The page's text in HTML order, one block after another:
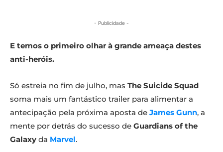
- Publicidade -
E temos o primeiro olhar à grande ameaça destes
anti-heróis.
Só estreia no fim de julho, mas The Suicide Squad
soma mais um fantástico trailer para alimentar a
antecipação pela próxima aposta de James Gunn, a
mente por detrás do sucesso de Guardians of the
Galaxy da Marvel.